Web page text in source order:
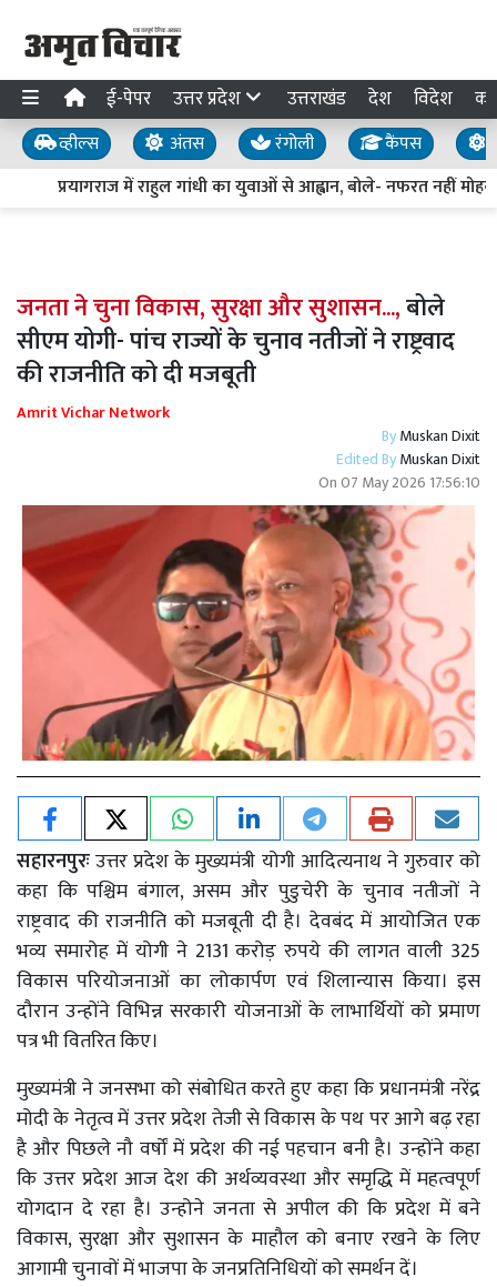
ई-पेपर उत्तर प्रदेश उत्तराखंड देश विदेश
व्हील्स अंतस रंगोली कैंपस
प्रयागराज में राहुल गांधी का युवाओं से आह्वान, बोले- नफरत नहीं
जनता ने चुना विकास, सुरक्षा और सुशासन...,बोले
सीएम योगी- पांच राज्यों के चुनाव नतीजों ने राष्ट्रवाद
की राजनीति को दी मजबूती
Amrit Vichar Network
ByMuskan Dixit
Edited ByMuskan Dixit
On07 May 2026 17:56:10
सहारनपुरःउत्तर प्रदेश के मुख्यमंत्री योगी आदित्यनाथ ने गुरुवार को
कहा कि पश्चिम बंगाल, असम और पुडुचेरी के चुनाव नतीजों ने
राष्ट्रवाद की राजनीति को मजबूती दी है। देवबंद में आयोजित एक
भव्य समारोह में योगी ने 2131 करोड़ रुपये की लागत वाली 325
विकास परियोजनाओं का लोकार्पण एवं शिलान्यास किया। इस
दौरान उन्होंने विभिन्न सरकारी योजनाओं के लाभार्थियों को प्रमाण
पत्र भी वितरित किए।
मुख्यमंत्री ने जनसभा को संबोधित करते हुए कहा कि प्रधानमंत्री नरेंद्र
मोदी के नेतृत्व में उत्तर प्रदेश तेजी से विकास के पथ पर आगे बढ़ रहा
है और पिछले नौ वर्षों में प्रदेश की नई पहचान बनी है। उन्होंने कहा
कि उत्तर प्रदेश आज देश की अर्थव्यवस्था और समृद्धि में महत्वपूर्ण
योगदान दे रहा है। उन्होने जनता से अपील की कि प्रदेश में बने
विकास, सुरक्षा और सुशासन के माहौल को बनाए रखने के लिए
आगामी चुनावों में भाजपा के जनप्रतिनिधियों को समर्थन दें।